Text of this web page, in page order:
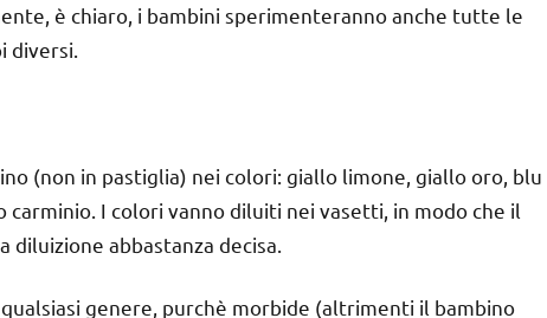
è chiaro, i bambini sperimenteranno anche tutte le
diversi.
(non in pastiglia) nei colori: giallo limone, giallo oro, blu
I colori vanno diluiti nei vasetti, in modo che il
abbastanza decisa.
genere, purchè morbide (altrimenti il bambino